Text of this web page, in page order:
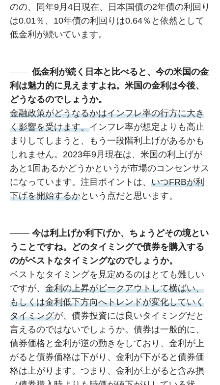
のの、同年9月4日現在、日本国債の2年債の利回り
は0.01％、10年債の利回りは0.64％と依然として
低金利が続いています。
低金利が続く日本と比べると、今の米国の金
利は魅力的に見えますよね。米国の金利は今後、
どうなるのでしょうか。
金融政策がどうなるかはインフレ率の行方に大き
く影響を受けます。インフレ率が想定よりも高止
まりしてしまうと、もう一段階利上げがあるかも
しれません。2023年9月現在は、米国の利上げが
あと1回あるかどうかというが市場のコンセンサス
になっています。注目ポイントは、 いつFRBが利
下げを開始するかという点だと思います。
今は利上げか利下げか、ちょうどその境とい
うことですね。どのタイミングで債券を購入する
のがベストなタイミングなのでしょうか。
ベストなタイミングを見定めるのはとても難しい
ですが、 金利の上昇がピークアウトして横ばい、
もしくは金利低下方向へトレンドが変化していく
タイミングが、債券投資には良いタイミングだと
言えるのではないでしょうか。債券は一般的に、
債券価格と金利が逆の動きをしており、金利が上
がると債券価格は下がり、金利が下がると債券価
格は上がります。つまり、金利が上がると含み損